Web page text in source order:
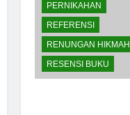
PERNIKAHAN
REFERENSI
RENUNGAN HIKMAH
RESENSI BUKU